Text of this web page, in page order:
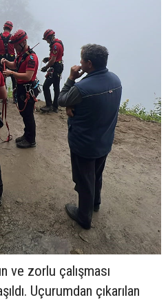
ve zorlu çalışması
Uçurumdan çıkarılan